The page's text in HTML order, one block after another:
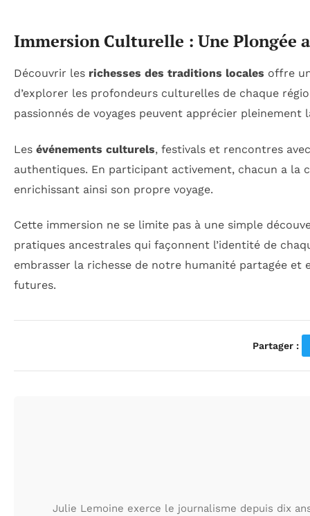
Immersion Culturelle : Une Plongée
Découvrir les richesses des traditions locales offre
d’explorer les profondeurs culturelles de chaque
passionnés de voyages peuvent apprécier
Les événements culturels, festivals et rencontres
authentiques. En participant activement, chacun a la
enrichissant ainsi son propre voyage.
Cette immersion ne se limite pas à une simple
pratiques ancestrales qui façonnent l’identité de
embrasser la richesse de notre humanité partagée
futures.
Partager :
Julie Lemoine exerce le journalisme depuis dix